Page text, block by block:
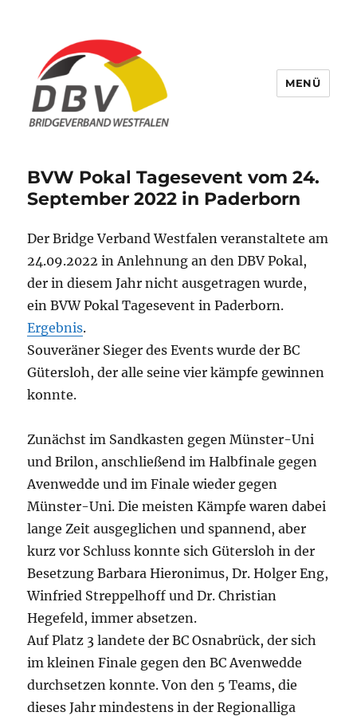
MENÜ
BVW Pokal Tagesevent vom 24.
September 2022 in Paderborn
Der Bridge Verband Westfalen veranstaltete am
24.09.2022 in Anlehnung an den DBV Pokal,
der in diesem Jahr nicht ausgetragen wurde,
ein BVW Pokal Tagesevent in Paderborn.
Ergebnis.
Souveräner Sieger des Events wurde der BC
Gütersloh, der alle seine vier kämpfe gewinnen
konnte.
Zunächst im Sandkasten gegen Münster-Uni
und Brilon, anschließend im Halbfinale gegen
Avenwedde und im Finale wieder gegen
Münster-Uni. Die meisten Kämpfe waren dabei
lange Zeit ausgeglichen und spannend, aber
kurz vor Schluss konnte sich Gütersloh in der
Besetzung Barbara Hieronimus, Dr. Holger Eng,
Winfried Streppelhoff und Dr. Christian
Hegefeld, immer absetzen.
Auf Platz 3 landete der BC Osnabrück, der sich
im kleinen Finale gegen den BC Avenwedde
durchsetzen konnte. Von den 5 Teams, die
dieses Jahr mindestens in der Regionalliga